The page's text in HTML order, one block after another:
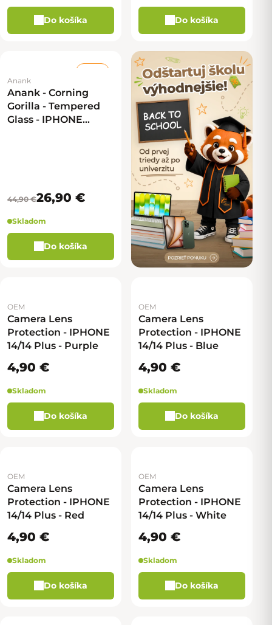
Do košíka Do košíka
Anank
Anank - Corning
Gorilla - Tempered
Glass - IPHONE
44,90 €26,90 €
Skladom
Do košíka
OEM
Camera Lens
Protection - IPHONE
14/14 Plus - Purple
4,90 €
Skladom
Do košíka
OEM
Camera Lens
Protection - IPHONE
14/14 Plus - Blue
4,90 €
Skladom
Do košíka
OEM
Camera Lens
Protection - IPHONE
14/14 Plus - Red
4,90 €
Skladom
Do košíka
OEM
Camera Lens
Protection - IPHONE
14/14 Plus - White
4,90 €
Skladom
Do košíka